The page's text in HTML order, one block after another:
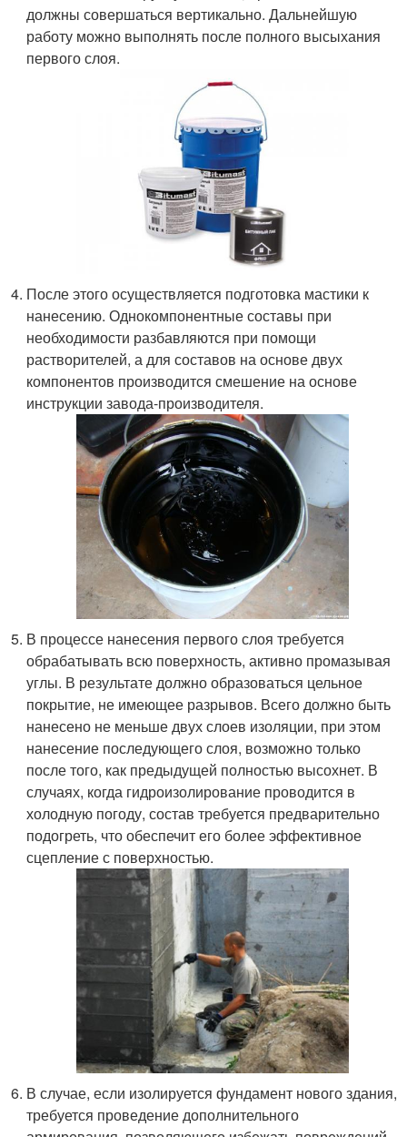
должны совершаться вертикально. Дальнейшую
работу можно выполнять после полного высыхания
первого слоя.
После этого осуществляется подготовка мастики к
нанесению. Однокомпонентные составы при
необходимости разбавляются при помощи
растворителей, а для составов на основе двух
компонентов производится смешение на основе
инструкции завода-производителя.
В процессе нанесения первого слоя требуется
обрабатывать всю поверхность, активно промазывая
углы. В результате должно образоваться цельное
покрытие, не имеющее разрывов. Всего должно быть
нанесено не меньше двух слоев изоляции, при этом
нанесение последующего слоя, возможно только
после того, как предыдущей полностью высохнет. В
случаях, когда гидроизолирование проводится в
холодную погоду, состав требуется предварительно
подогреть, что обеспечит его более эффективное
сцепление с поверхностью.
В случае, если изолируется фундамент нового здания,
требуется проведение дополнительного